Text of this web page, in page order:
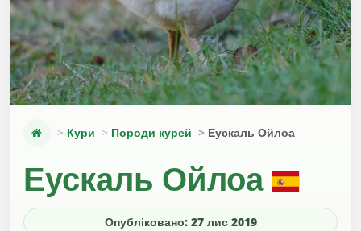
Кури Породи курей Еускаль Ойлоа
Еускаль Ойлоа
Опубліковано: 27 лис 2019